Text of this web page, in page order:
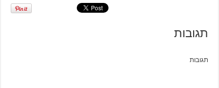
תגובות
תגובות